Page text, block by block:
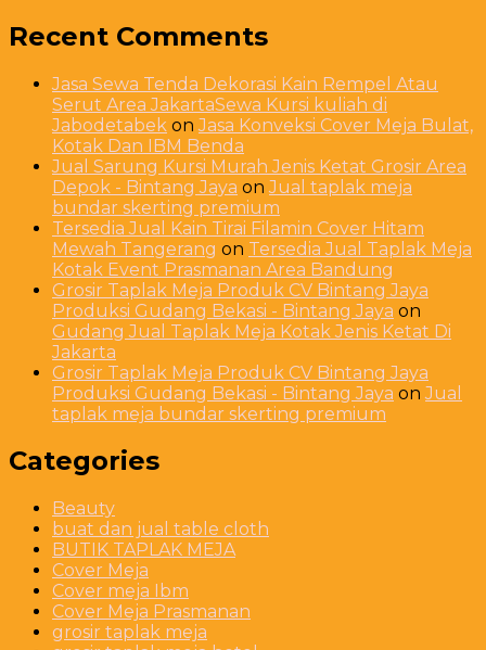
Recent Comments
Jasa Sewa Tenda Dekorasi Kain Rempel Atau
Serut Area JakartaSewa Kursi kuliah di
Jabodetabek onJasa Konveksi Cover Meja Bulat,
Kotak Dan IBM Benda
Jual Sarung Kursi Murah Jenis Ketat Grosir Area
Depok - Bintang Jaya onJual taplak meja
bundar skerting premium
Tersedia Jual Kain Tirai Filamin Cover Hitam
Mewah Tangerang on Tersedia Jual Taplak Meja
Kotak Event Prasmanan Area Bandung
Grosir Taplak Meja Produk CV Bintang Jaya
Produksi Gudang Bekasi - Bintang Jaya on
Gudang Jual Taplak Meja Kotak Jenis Ketat Di
Jakarta
Grosir Taplak Meja Produk CV Bintang Jaya
Produksi Gudang Bekasi - Bintang Jaya onJual
taplak meja bundar skerting premium
Categories
Beauty
buat dan jual table cloth
BUTIK TAPLAK MEJA
Cover Meja
Cover meja Ibm
Cover Meja Prasmanan
grosir taplak meja